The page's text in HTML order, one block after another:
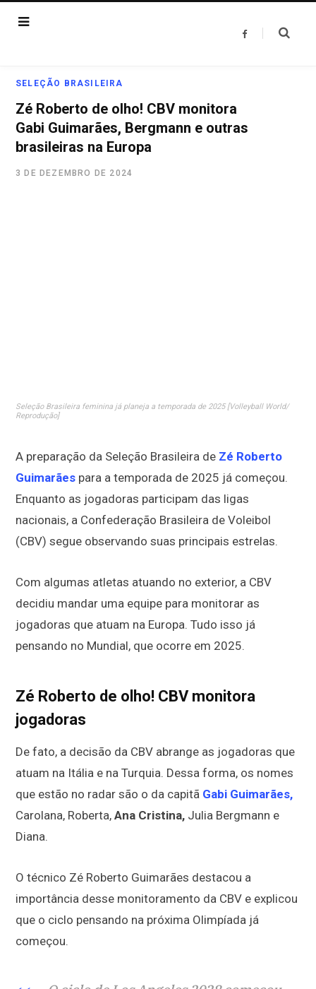
F
SELEÇÃO BRASILEIRA
Zé Roberto de olho! CBV monitora
Gabi Guimarães, Bergmann e outras
brasileiras na Europa
3 DE DEZEMBRO DE 2024
Seleção Brasileira feminina já planeja a temporada de 2025 [Volleyball World/
Reprodução]
A preparação da Seleção Brasileira de Zé Roberto
Guimarães para a temporada de 2025 já começou.
Enquanto as jogadoras participam das ligas
nacionais, a Confederação Brasileira de Voleibol
(CBV) segue observando suas principais estrelas.
Com algumas atletas atuando no exterior, a CBV
decidiu mandar uma equipe para monitorar as
jogadoras que atuam na Europa. Tudo isso já
pensando no Mundial, que ocorre em 2025.
Zé Roberto de olho! CBV monitora
jogadoras
De fato, a decisão da CBV abrange as jogadoras que
atuam na Itália e na Turquia. Dessa forma, os nomes
que estão no radar são o da capitã Gabi Guimarães,
Carolana, Roberta, Ana Cristina, Julia Bergmann e
Diana.
O técnico Zé Roberto Guimarães destacou a
importância desse monitoramento da CBV e explicou
que o ciclo pensando na próxima Olimpíada já
começou.